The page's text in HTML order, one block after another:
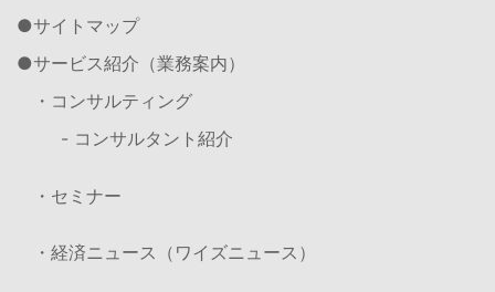
サイトマップ
サービス紹介（業務案内）
・コンサルティング
- コンサルタント紹介
・セミナー
・経済ニュース（ワイズニュース）